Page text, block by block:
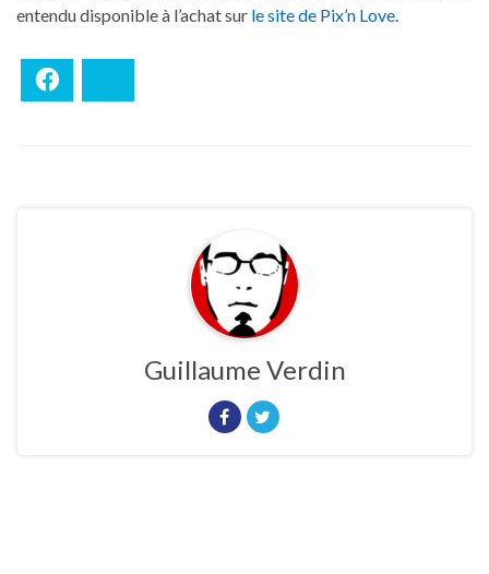
entendu disponible à l’achat sur le site de Pix’n Love.
Guillaume Verdin